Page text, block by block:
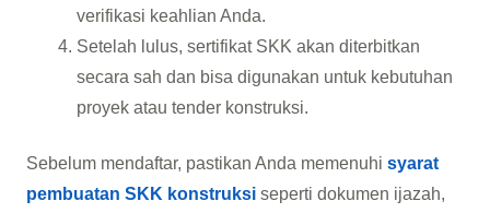
verifikasi keahlian Anda.
Setelah lulus, sertifikat SKK akan diterbitkan
secara sah dan bisa digunakan untuk kebutuhan
proyek atau tender konstruksi.
Sebelum mendaftar, pastikan Anda memenuhi syarat
pembuatan SKK konstruksiseperti dokumen ijazah,